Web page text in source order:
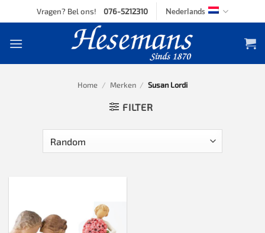
to
Vragen? Bel ons! 076-5212310 Nederlands
Home / Merken / Susan Lordi
FILTER